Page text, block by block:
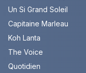
Un Si Grand Soleil
Capitaine Marleau
Koh Lanta
The Voice
Quotidien